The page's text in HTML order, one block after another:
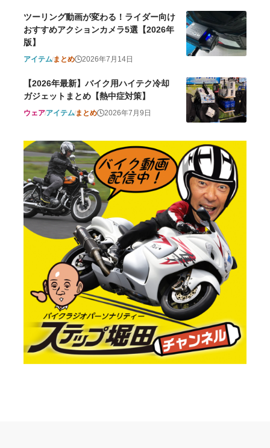
ツーリング動画が変わる！ライダー向け
おすすめアクションカメラ5選【2026年
版】
アイテムまとめ 2026年7月14日
【2026年最新】バイク用ハイテク冷却
ガジェットまとめ【熱中症対策】
ウェアアイテムまとめ 2026年7月9日